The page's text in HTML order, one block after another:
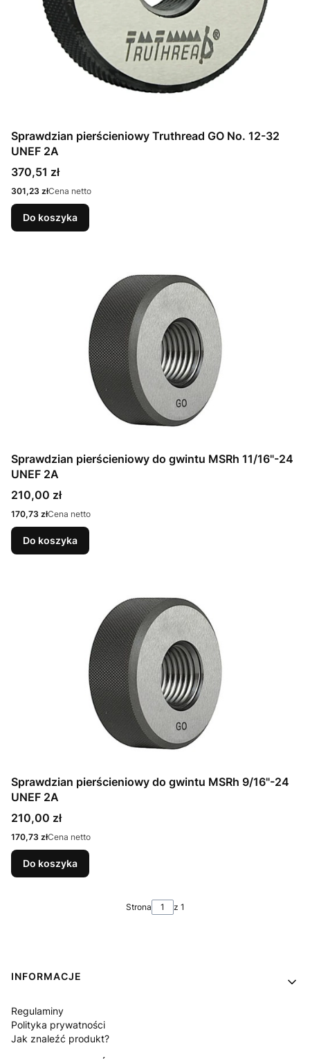
Sprawdzian pierścieniowy Truthread GO No. 12-32
UNEF 2A
Cena
370,51 zł
Cena
301,23 złCena netto
Do koszyka
Sprawdzian pierścieniowy do gwintu MSRh 11/16"-24
UNEF 2A
Cena
210,00 zł
Cena
170,73 złCena netto
Do koszyka
Sprawdzian pierścieniowy do gwintu MSRh 9/16"-24
UNEF 2A
Cena
210,00 zł
Cena
170,73 złCena netto
Do koszyka
Strona z 1
Linki w stopce
INFORMACJE
Regulaminy
Polityka prywatności
Jak znaleźć produkt?